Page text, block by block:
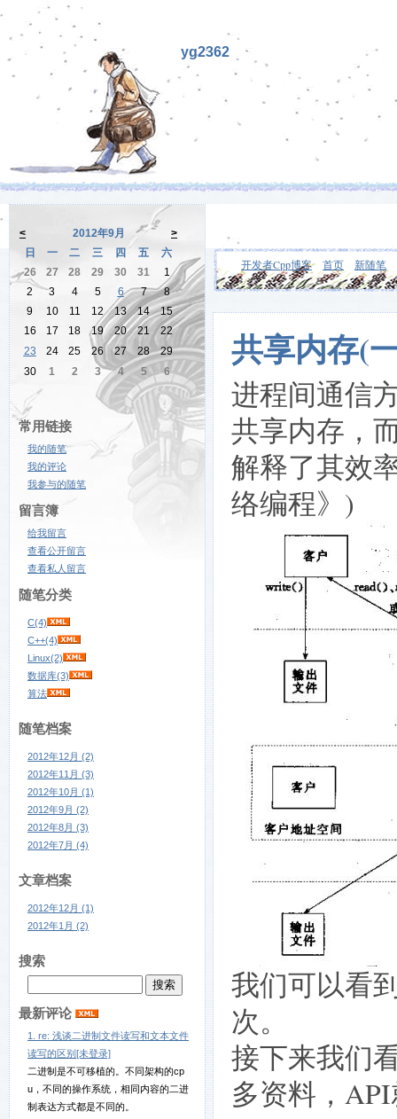
yg2362
开发者Cpp博客 首页 新随笔
< 2012年9月
>
日
一 二 三 四 五
六
26
27 28 29 30 31
1
2
3 4 5 6 7
8
9
10 11 12 13 14
15
16
17 18 19 20 21
22
23
24 25 26 27 28
29
30
1 2 3 4 5 6
常用链接
我的随笔
我的评论
我参与的随笔
留言簿
给我留言
查看公开留言
查看私人留言
随笔分类
C(4)
C++(4)
Linux(2)
数据库(3)
算法
随笔档案
2012年12月 (2)
2012年11月 (3)
2012年10月 (1)
2012年9月 (2)
2012年8月 (3)
2012年7月 (4)
文章档案
2012年12月 (1)
2012年1月 (2)
搜索
最新评论
1. re: 浅谈二进制文件读写和文本文件
读写的区别[未登录]
二进制是不可移植的。不同架构的cp
u，不同的操作系统，相同内容的二进
制表达方式都是不同的。
共享内存(
进程间通信
共享内存，
解释了其效
络编程》)
我们可以看
次。
接下来我们
多资料，